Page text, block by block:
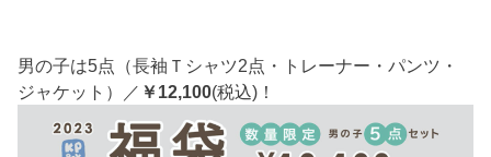
男の子は5点（長袖Ｔシャツ2点・トレーナー・パンツ・
ジャケット）／ ￥12,100(税込)！